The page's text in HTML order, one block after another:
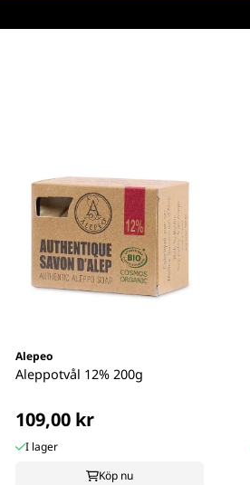
Alepeo
Aleppotvål 12% 200g
109,00 kr
I lager
Köp nu